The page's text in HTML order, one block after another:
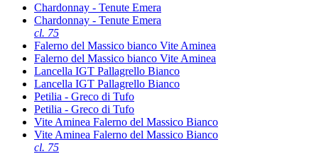
Chardonnay - Tenute Emera
Chardonnay - Tenute Emera
cl. 75
Falerno del Massico bianco Vite Aminea
Falerno del Massico bianco Vite Aminea
Lancella IGT Pallagrello Bianco
Lancella IGT Pallagrello Bianco
Petilia - Greco di Tufo
Petilia - Greco di Tufo
Vite Aminea Falerno del Massico Bianco
Vite Aminea Falerno del Massico Bianco
cl. 75